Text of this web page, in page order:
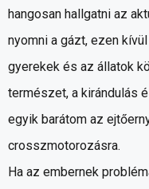
hangosan hallgatni az
nyomni a gázt, ezen
gyerekek és az állatok
természet, a kirándulás
egyik barátom az
crosszmotorozásra.
Ha az embernek